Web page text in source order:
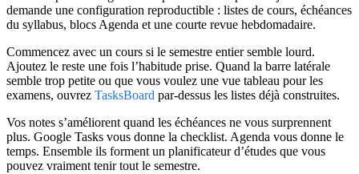
demande une configuration reproductible : listes de cours, échéances
du syllabus, blocs Agenda et une courte revue hebdomadaire.
Commencez avec un cours si le semestre entier semble lourd.
Ajoutez le reste une fois l’habitude prise. Quand la barre latérale
semble trop petite ou que vous voulez une vue tableau pour les
examens, ouvrez TasksBoard par-dessus les listes déjà construites.
Vos notes s’améliorent quand les échéances ne vous surprennent
plus. Google Tasks vous donne la checklist. Agenda vous donne le
temps. Ensemble ils forment un planificateur d’études que vous
pouvez vraiment tenir tout le semestre.